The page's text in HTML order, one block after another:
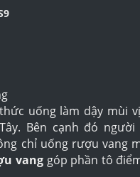
uống làm dậy mùi
Bên cạnh đó
chỉ uống rượu vang
vang góp phần tô